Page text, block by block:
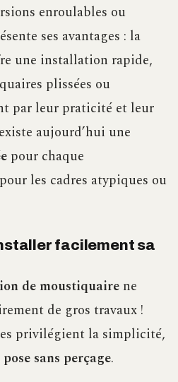
enroulables ou
ses avantages : la
une installation rapide,
plissées ou
par leur praticité et leur
aujourd’hui une
pour chaque
les cadres atypiques ou
facilement sa
de moustiquaire ne
de gros travaux !
privilégient la simplicité,
pose sans perçage.